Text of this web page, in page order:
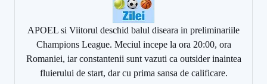
APOEL si Viitorul deschid balul diseara in preliminariile
Champions League. Meciul incepe la ora 20:00, ora
Romaniei, iar constantenii sunt vazuti ca outsider inaintea
fluierului de start, dar cu prima sansa de calificare.